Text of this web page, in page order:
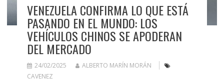
VENEZUELA CONFIRMA LO QUE ESTÁ
PASANDO EN EL MUNDO: LOS
VEHÍCULOS CHINOS SE APODERAN
DEL MERCADO
24/02/2025
ALBERTO MARÍN MORÁN
CAVENEZ